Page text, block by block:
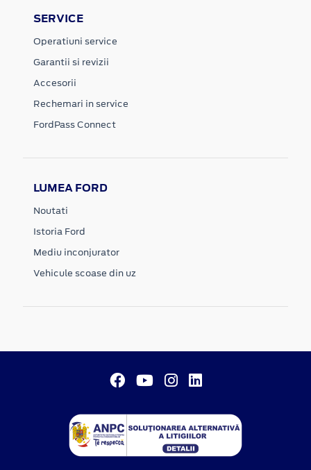
SERVICE
Operatiuni service
Garantii si revizii
Accesorii
Rechemari in service
FordPass Connect
LUMEA FORD
Noutati
Istoria Ford
Mediu inconjurator
Vehicule scoase din uz